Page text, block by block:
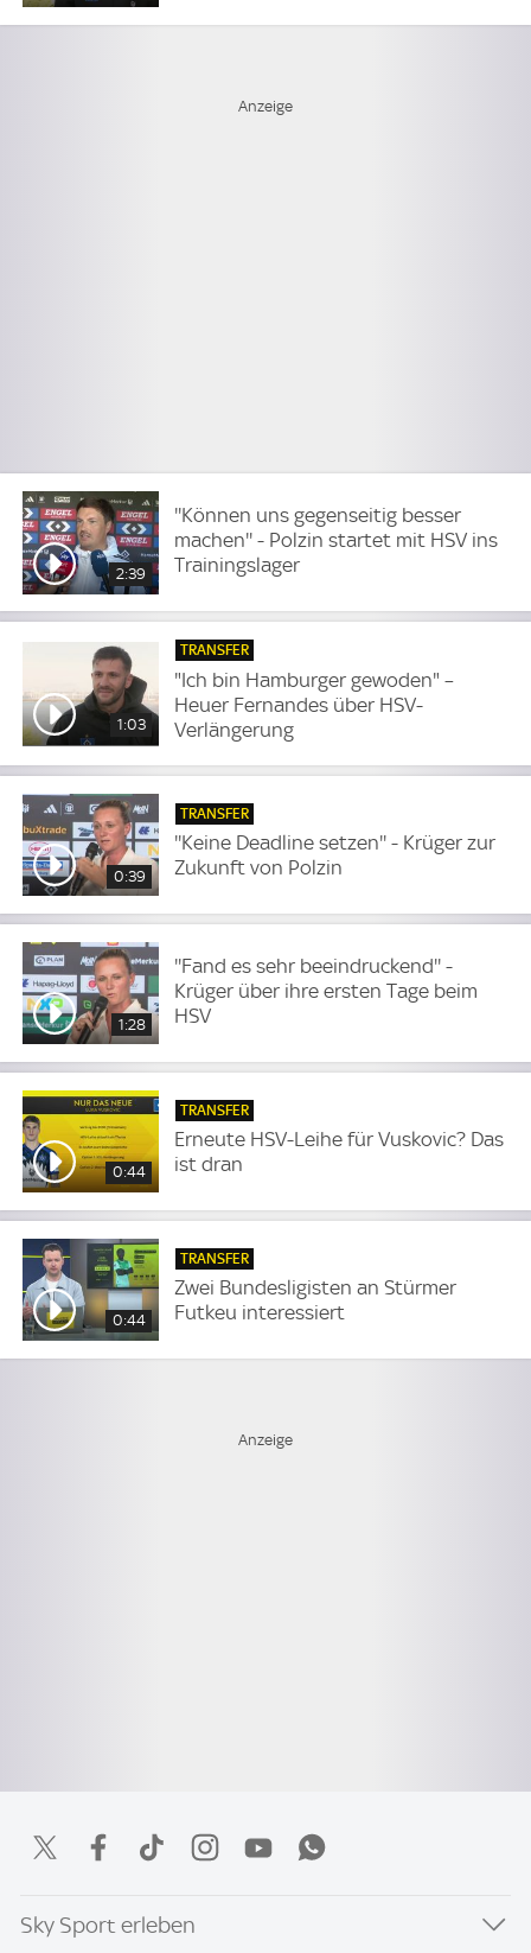
2:39
''Können uns gegenseitig besser
machen'' - Polzin startet mit HSV ins
Trainingslager
1:03
TRANSFER
"Ich bin Hamburger gewoden" –
Heuer Fernandes über HSV-
Verlängerung
0:39
TRANSFER
''Keine Deadline setzen'' - Krüger zur
Zukunft von Polzin
1:28
''Fand es sehr beeindruckend'' -
Krüger über ihre ersten Tage beim
HSV
0:44
TRANSFER
Erneute HSV-Leihe für Vuskovic? Das
ist dran
0:44
TRANSFER
Zwei Bundesligisten an Stürmer
Futkeu interessiert
Sky Sport erleben